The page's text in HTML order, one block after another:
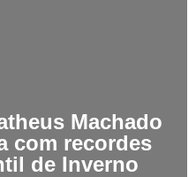
Machado
com recordes
de Inverno